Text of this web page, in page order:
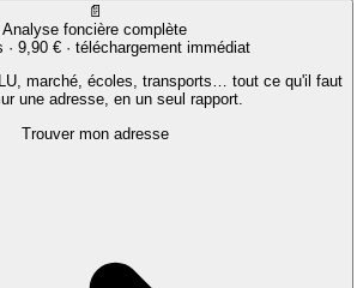
📄
Analyse foncière complète
· 9,90 €· téléchargement immédiat
marché, écoles, transports… tout ce qu'il faut
une adresse, en un seul rapport.
Trouver mon adresse